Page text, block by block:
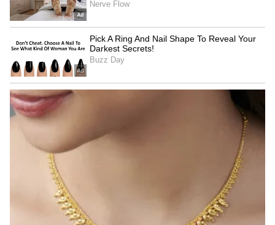
ఇదే స్థానంలో వెన్నెల ఉంటే నువ్వు ఇలాగే చేయగలవా?
అని అడుగుతాడు. అప్పుడు రామ ఆ పుస్తకాలని అక్కడ
నుంచి తీసి, ఈ పుస్తకంలో అక్షరాలు జానకి గారి కల నిజం
చేయడానికి ఉపయోగపడతాయి అనుకున్నాను.కానీ మన
కొట్టులో పొట్లాలు కట్టడానికి పనికొస్తాయని అనుకోలేదు
అమ్మ అని చెప్పి ఆ పుస్తకాలను అక్కడి నుంచి తీసేసాడు.
ఈ లోగ మళ్ళీక, మనసులో మీరందరూ ఒప్పిస్తే కరిగిపోయి
జానకిని చదువుకోమంటారు అనుకుంటున్నారేమో.